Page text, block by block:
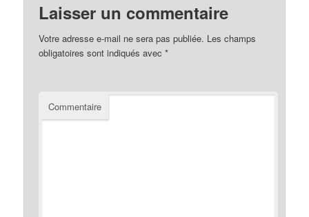
Laisser un commentaire
Votre adresse e-mail ne sera pas publiée. Les champs
obligatoires sont indiqués avec*
Commentaire